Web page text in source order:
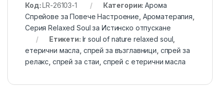
Код:LR-26103-1 Категории:Арома
Спрейове за Повече Настроение Ароматерапия
Серия Relaxed Soul за Истинско отпускане
Етикети: lr soul of nature relaxed soul
етерични масла спрей за възглавници спрей за
релакс спрей за стаи спрей с етерични масла